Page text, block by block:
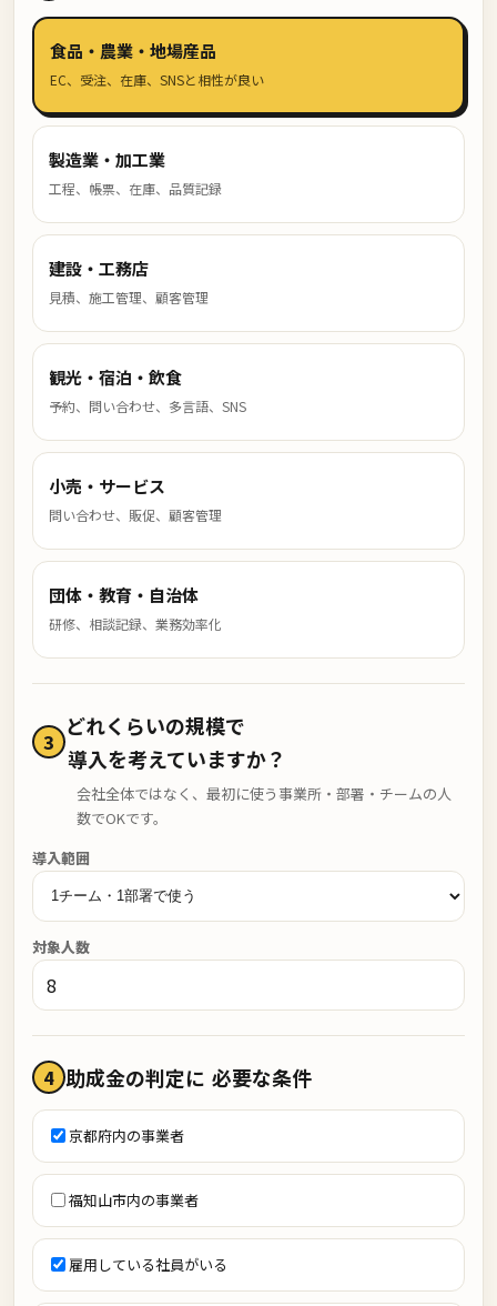
食品・農業・地場産品
EC、受注、在庫、SNSと相性が良い
製造業・加工業
工程、帳票、在庫、品質記録
建設・工務店
見積、施工管理、顧客管理
観光・宿泊・飲食
予約、問い合わせ、多言語、SNS
小売・サービス
問い合わせ、販促、顧客管理
団体・教育・自治体
研修、相談記録、業務効率化
3
どれくらいの規模で
導入を考えていますか？
会社全体ではなく、最初に使う事業所・部署・チームの人
数でOKです。
導入範囲
対象人数
4 助成金の判定に 必要な条件
京都府内の事業者
福知山市内の事業者
雇用している社員がいる